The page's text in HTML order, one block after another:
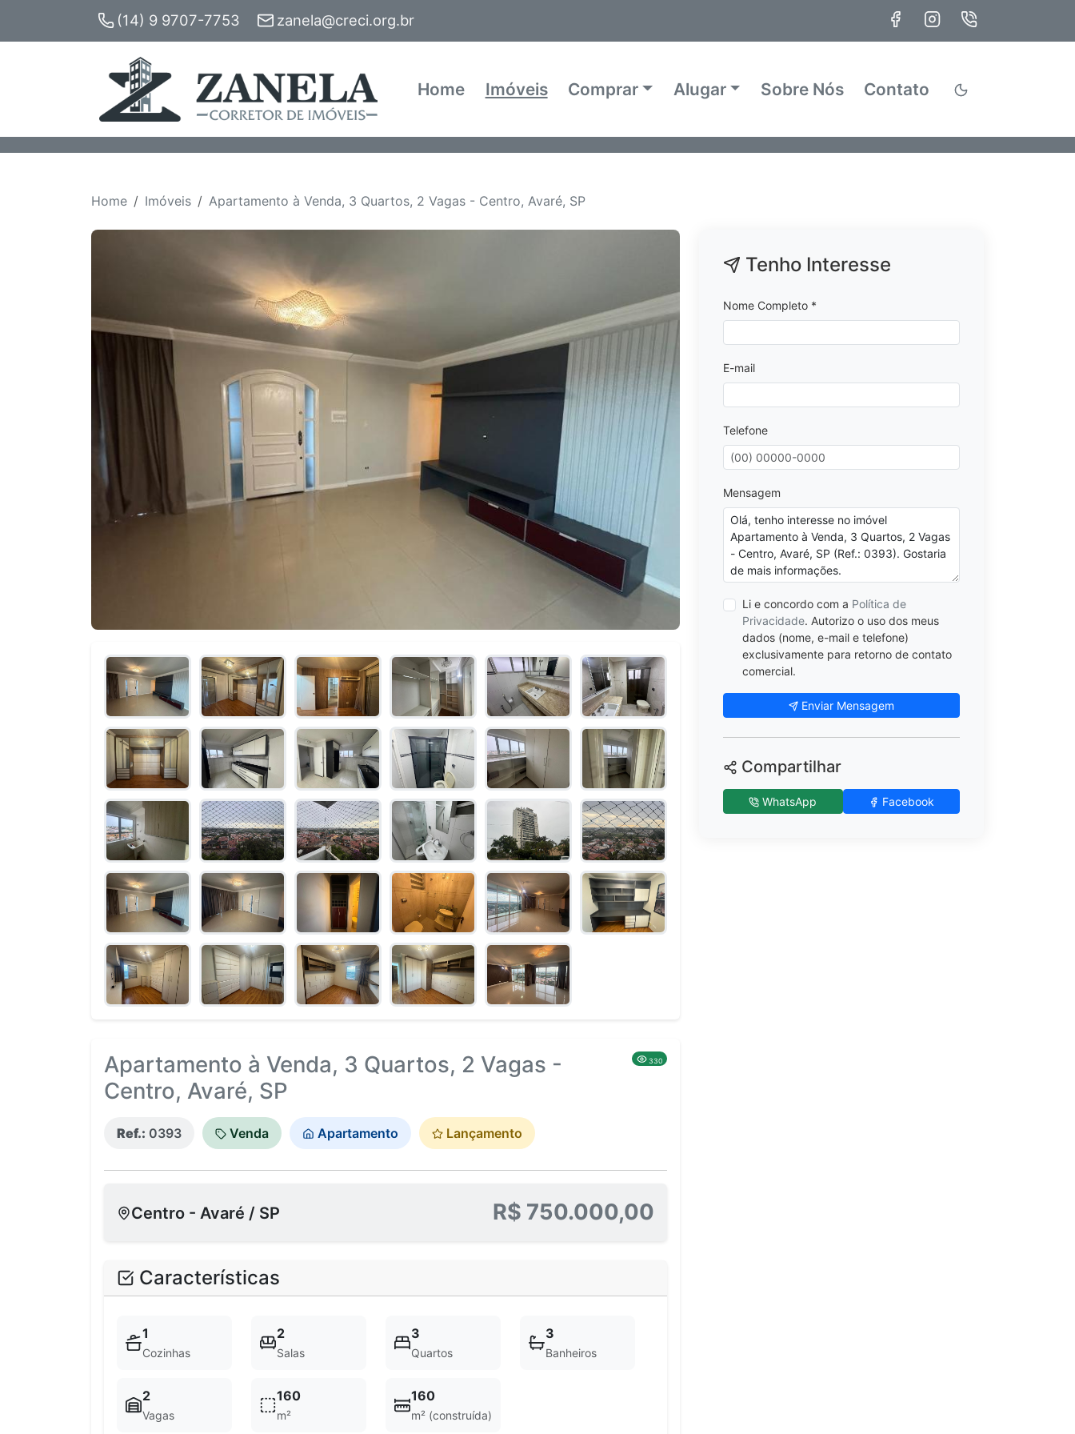
(14) 9 9707-7753 zanela@creci.org.br
Home Imóveis Comprar Alugar Sobre Nós Contato
Home Imóveis Apartamento à Venda, 3 Quartos, 2 Vagas - Centro, Avaré, SP
Apartamento à Venda, 3 Quartos, 2 Vagas -
Centro, Avaré, SP
330
Ref.: 0393 Venda Apartamento Lançamento
Centro - Avaré / SP R$ 750.000,00
Características
1
Cozinhas
2
Salas
3
Quartos
3
Banheiros
2
Vagas
160
m²
160
m² (construída)
Tenho Interesse
Nome Completo *
E-mail
Telefone
Mensagem
Li e concordo com a Política de
Privacidade. Autorizo o uso dos meus
dados (nome, e-mail e telefone)
exclusivamente para retorno de contato
comercial.
Enviar Mensagem
Compartilhar
WhatsApp Facebook